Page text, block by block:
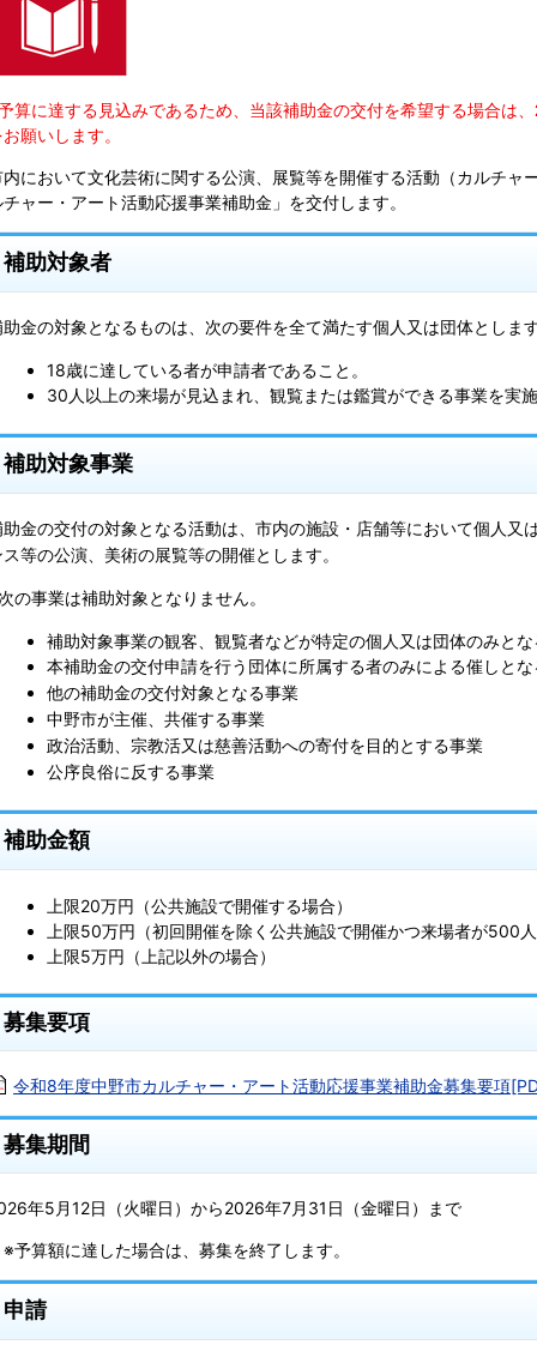
算に達する見込みであるため、当該補助金の交付を希望する場合は、
願いします。
内において文化芸術に関する公演、展覧等を開催する活動（カルチャ
ャー・アート活動応援事業補助金」を交付します。
補助対象者
助金の対象となるものは、次の要件を全て満たす個人又は団体とします
18歳に達している者が申請者であること。
30人以上の来場が見込まれ、観覧または鑑賞ができる事業を実施
補助対象事業
助金の交付の対象となる活動は、市内の施設・店舗等において個人又
等の公演、美術の展覧等の開催とします。
の事業は補助対象となりません。
補助対象事業の観客、観覧者などが特定の個人又は団体のみと
本補助金の交付申請を行う団体に所属する者のみによる催しと
他の補助金の交付対象となる事業
中野市が主催、共催する事業
政治活動、宗教活又は慈善活動への寄付を目的とする事業
公序良俗に反する事業
補助金額
上限20万円（公共施設で開催する場合）
上限50万円（初回開催を除く公共施設で開催かつ来場者が500人
上限5万円（上記以外の場合）
募集要項
令和8年度中野市カルチャー・アート活動応援事業補助金募集要項
募集期間
年5月12日（火曜日）から2026年7月31日（金曜日）まで
算額に達した場合は、募集を終了します。
申請